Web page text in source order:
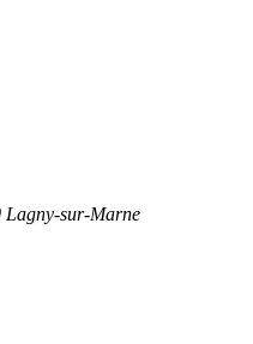
Lagny-sur-Marne